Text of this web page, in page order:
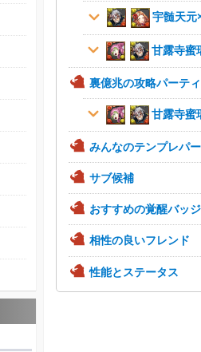
宇髄天元
甘露寺蜜
裏億兆の攻略パーティ
甘露寺蜜
みんなのテンプレパ
サブ候補
おすすめの覚醒バッジ
相性の良いフレンド
性能とステータス